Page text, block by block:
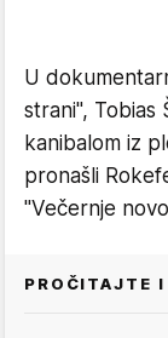
U
strani", Tobias
kanibalom iz
pronašli
"Večernje
PROČITAJTE I